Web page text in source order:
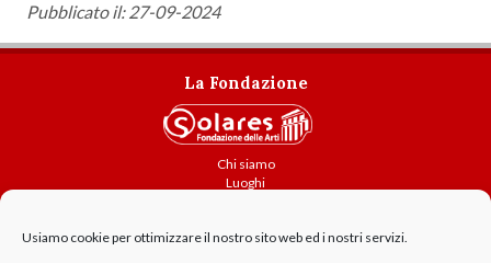
Usiamo cookie per ottimizzare il nostro sito web ed i nostri servizi.
Pubblicato il: 27-09-2024
La Fondazione
Chi siamo
Luoghi
Contatti